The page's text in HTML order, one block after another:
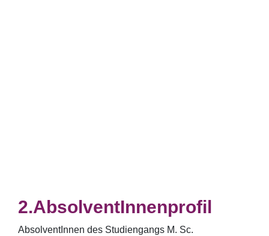
AbsolventInnenprofil
AbsolventInnen des Studiengangs M. Sc.